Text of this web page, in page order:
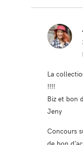
La
!!!!
Biz et bon
Jeny
Concours
de bon